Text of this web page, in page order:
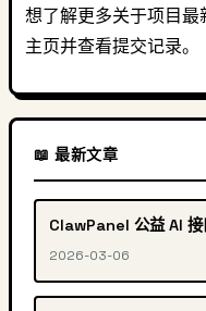
想了解更多关于项目最
主页并查看提交记录。
📖 最新文章
ClawPanel 公益 AI 接
2026-03-06